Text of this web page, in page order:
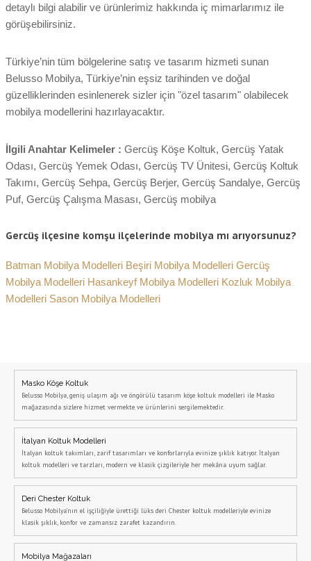
detaylı bilgi alabilir ve ürünlerimiz hakkında iç mimarlarımız ile
görüşebilirsiniz.
Türkiye’nin tüm bölgelerine satış ve tasarım hizmeti sunan
Belusso Mobilya, Türkiye’nin eşsiz tarihinden ve doğal
güzelliklerinden esinlenerek sizler için "özel tasarım" olabilecek
mobilya modellerini hazırlayacaktır.
İlgili Anahtar Kelimeler : Gercüş Köşe Koltuk, Gercüş Yatak
Odası, Gercüş Yemek Odası, Gercüş TV Ünitesi, Gercüş Koltuk
Takımı, Gercüş Sehpa, Gercüş Berjer, Gercüş Sandalye, Gercüş
Puf, Gercüş Çalışma Masası, Gercüş mobilya
Gercüş ilçesine komşu ilçelerinde mobilya mı arıyorsunuz?
Batman Mobilya Modelleri Beşiri Mobilya Modelleri Gercüş
Mobilya Modelleri Hasankeyf Mobilya Modelleri Kozluk Mobilya
Modelleri Sason Mobilya Modelleri
Masko Köşe Koltuk
Belusso Mobilya, geniş ulaşım ağı ve öngörülü tasarım köşe koltuk modelleri ile Masko
mağazasında sizlere hizmet vermekte ve ürünlerini sergilemektedir.
İtalyan Koltuk Modelleri
İtalyan koltuk takımları, zarif tasarımları ve konforlarıyla evinize şıklık katıyor. İtalyan
koltuk modelleri ve tarzları, modern ve klasik çizgileriyle her mekâna uyum sağlar.
Deri Chester Koltuk
Belusso Mobilya’nın el işçiliğiyle ürettiği lüks deri Chester koltuk modelleriyle evinize
klasik şıklık, konfor ve zamansız zarafet kazandırın.
Mobilya Mağazaları